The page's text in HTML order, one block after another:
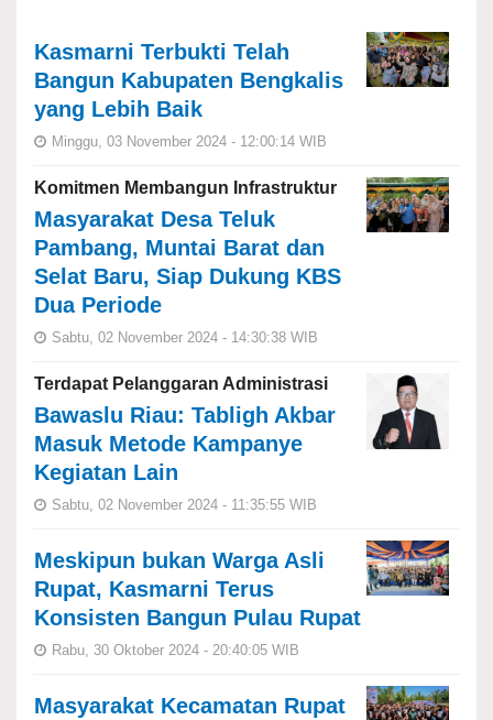
Kasmarni Terbukti Telah
Bangun Kabupaten Bengkalis
yang Lebih Baik
Minggu, 03 November 2024 - 12:00:14 WIB
Komitmen Membangun Infrastruktur
Masyarakat Desa Teluk
Pambang, Muntai Barat dan
Selat Baru, Siap Dukung KBS
Dua Periode
Sabtu, 02 November 2024 - 14:30:38 WIB
Terdapat Pelanggaran Administrasi
Bawaslu Riau: Tabligh Akbar
Masuk Metode Kampanye
Kegiatan Lain
Sabtu, 02 November 2024 - 11:35:55 WIB
Meskipun bukan Warga Asli
Rupat, Kasmarni Terus
Konsisten Bangun Pulau Rupat
Rabu, 30 Oktober 2024 - 20:40:05 WIB
Masyarakat Kecamatan Rupat